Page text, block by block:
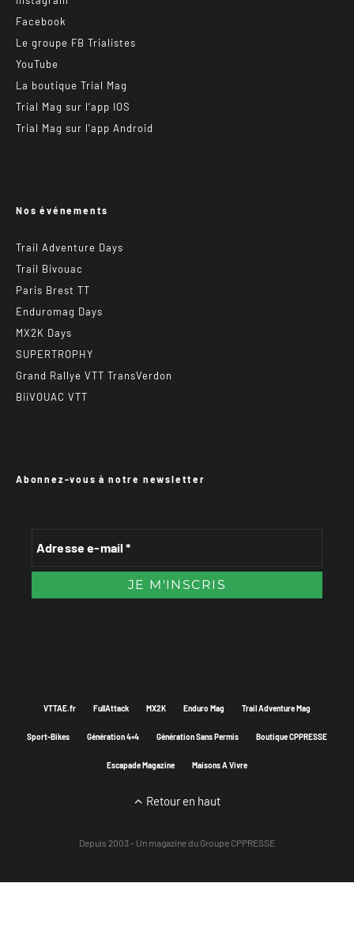
Facebook
Le groupe FB Trialistes
YouTube
La boutique Trial Mag
Trial Mag sur l’app IOS
Trial Mag sur l’app Android
Nos événements
Trail Adventure Days
Trail Bivouac
Paris Brest TT
Enduromag Days
MX2K Days
SUPERTROPHY
Grand Rallye VTT TransVerdon
BiiVOUAC VTT
Abonnez-vous à notre newsletter
VTTAE.fr FullAttack MX2K Enduro Mag Trail Adventure Mag
Sport-Bikes Génération 4×4 Génération Sans Permis Boutique CPPRESSE
Escapade Magazine Maisons A Vivre
Retour en haut
Depuis 2003 - Un magazine du Groupe CPPRESSE